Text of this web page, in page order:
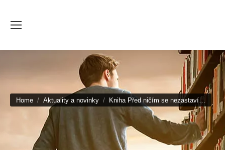
You are here:
Home Aktuality a novinky Kniha Před ničím se nezastaví…